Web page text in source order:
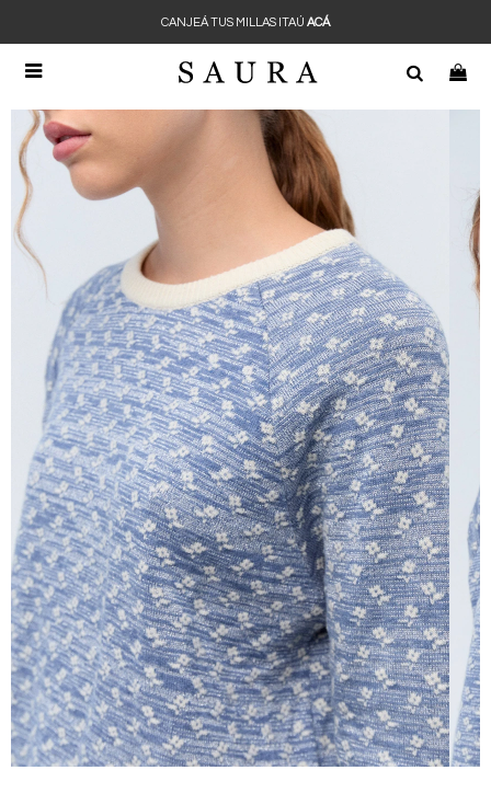

CANJEÁ TUS MILLAS ITAÚ ACÁ